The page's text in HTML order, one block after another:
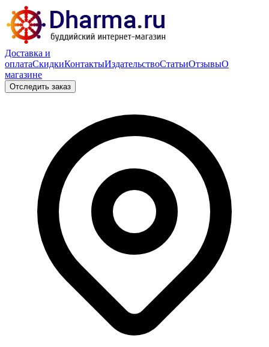
Доставка и
оплатаСкидкиКонтактыИздательствоСтатьиОтзывыО
магазине
Отследить заказ